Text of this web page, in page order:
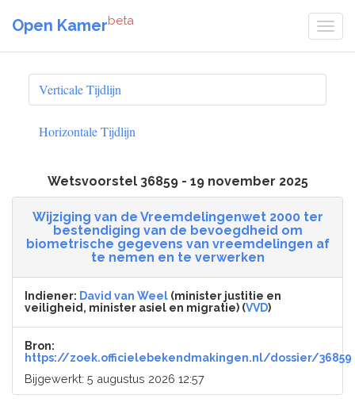
Open Kamerbeta
Verticale Tijdlijn
Horizontale Tijdlijn
Wetsvoorstel 36859 - 19 november 2025
Wijziging van de Vreemdelingenwet 2000 ter
bestendiging van de bevoegdheid om
biometrische gegevens van vreemdelingen af
te nemen en te verwerken
Indiener: David van Weel (minister justitie en
veiligheid, minister asiel en migratie) (VVD)
Bron:
https://zoek.officielebekendmakingen.nl/dossier/36859
Bijgewerkt: 5 augustus 2026 12:57